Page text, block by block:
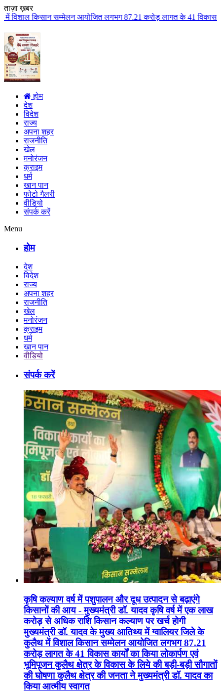
ताज़ा ख़बर
लगभग 87.21 करोड़ लागत के 41 विकास कार्यों का किया
होम
देश
विदेश
राज्य
अपना शहर
राजनीति
खेल
मनोरंजन
क्राइम
धर्म
खान पान
फोटो गैलरी
वीडियो
संपर्क करें
Menu
होम
देश
विदेश
राज्य
अपना शहर
राजनीति
खेल
मनोरंजन
क्राइम
धर्म
खान पान
वीडियो
संपर्क करें
कृषि कल्याण वर्ष में पशुपालन और दूध उत्पादन से बढ़ाएंगे
किसानों की आय - मुख्यमंत्री डॉ. यादव कृषि वर्ष में एक लाख
करोड़ से अधिक राशि किसान कल्याण पर खर्च होगी
मुख्यमंत्री डॉ. यादव के मुख्य आतिथ्य में ग्वालियर जिले के
कुलैथ में विशाल किसान सम्मेलन आयोजित लगभग 87.21
करोड़ लागत के 41 विकास कार्यों का किया लोकार्पण एवं
भूमिपूजन कुलैथ क्षेत्र के विकास के लिये की बड़ी-बड़ी सौगातों
की घोषणा कुलैथ क्षेत्र की जनता ने मुख्यमंत्री डॉ. यादव का
किया आत्मीय स्वागत